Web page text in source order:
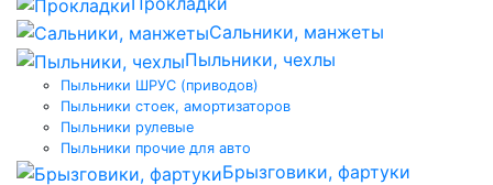
Сальники, манжеты
Пыльники, чехлы
Пыльники ШРУС (приводов)
Пыльники стоек, амортизаторов
Пыльники рулевые
Пыльники прочие для авто
Брызговики, фартуки